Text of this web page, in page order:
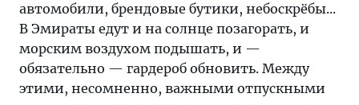
автомобили, брендовые бутики, небоскрёбы...
В Эмираты едут и на солнце позагорать, и
морским воздухом подышать, и —
обязательно — гардероб обновить. Между
этими, несомненно, важными отпускными